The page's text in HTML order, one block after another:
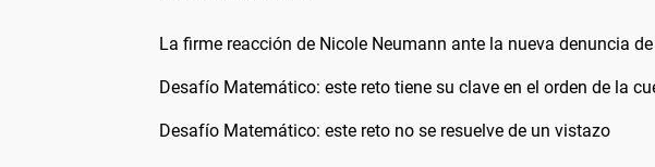
La firme reacción de Nicole Neumann ante la nueva denuncia
Desafío Matemático: este reto tiene su clave en el orden de la
Desafío Matemático: este reto no se resuelve de un vistazo